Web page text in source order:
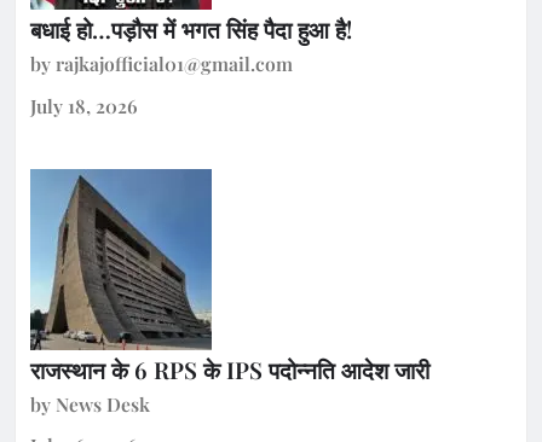
बधाई हो…पड़ौस में भगत सिंह पैदा हुआ है!
by rajkajofficial01@gmail.com
July 18, 2026
राजस्थान के 6 RPS के IPS पदोन्नति आदेश जारी
by News Desk